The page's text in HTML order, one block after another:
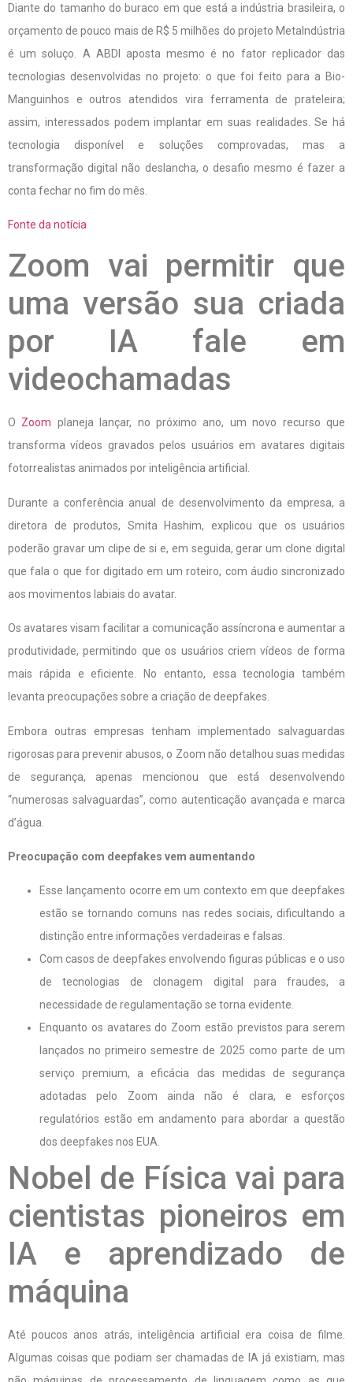
Diante do tamanho do buraco em que está a indústria brasileira, o
orçamento de pouco mais de R$ 5 milhões do projeto MetaIndústria
é um soluço. A ABDI aposta mesmo é no fator replicador das
tecnologias desenvolvidas no projeto: o que foi feito para a Bio-
Manguinhos e outros atendidos vira ferramenta de prateleira;
assim, interessados podem implantar em suas realidades. Se há
tecnologia disponível e soluções comprovadas, mas a
transformação digital não deslancha, o desafio mesmo é fazer a
conta fechar no fim do mês.
Fonte da notícia
Zoom vai permitir que
uma versão sua criada
por IA fale em
videochamadas
O Zoom planeja lançar, no próximo ano, um novo recurso que
transforma vídeos gravados pelos usuários em avatares digitais
fotorrealistas animados por inteligência artificial.
Durante a conferência anual de desenvolvimento da empresa, a
diretora de produtos, Smita Hashim, explicou que os usuários
poderão gravar um clipe de si e, em seguida, gerar um clone digital
que fala o que for digitado em um roteiro, com áudio sincronizado
aos movimentos labiais do avatar.
Os avatares visam facilitar a comunicação assíncrona e aumentar a
produtividade, permitindo que os usuários criem vídeos de forma
mais rápida e eficiente. No entanto, essa tecnologia também
levanta preocupações sobre a criação de deepfakes.
Embora outras empresas tenham implementado salvaguardas
rigorosas para prevenir abusos, o Zoom não detalhou suas medidas
de segurança, apenas mencionou que está desenvolvendo
“numerosas salvaguardas”, como autenticação avançada e marca
d’água.
Preocupação com deepfakes vem aumentando
Esse lançamento ocorre em um contexto em que deepfakes
estão se tornando comuns nas redes sociais, dificultando a
distinção entre informações verdadeiras e falsas.
Com casos de deepfakes envolvendo figuras públicas e o uso
de tecnologias de clonagem digital para fraudes, a
necessidade de regulamentação se torna evidente.
Enquanto os avatares do Zoom estão previstos para serem
lançados no primeiro semestre de 2025 como parte de um
serviço premium, a eficácia das medidas de segurança
adotadas pelo Zoom ainda não é clara, e esforços
regulatórios estão em andamento para abordar a questão
dos deepfakes nos EUA.
Nobel de Física vai para
cientistas pioneiros em
IA e aprendizado de
máquina
Até poucos anos atrás, inteligência artificial era coisa de filme.
Algumas coisas que podiam ser chamadas de IA já existiam, mas